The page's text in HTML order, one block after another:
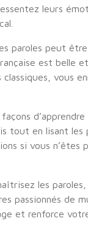
leurs
paroles peut
est belle
classiques, vous
tout en lisant les
si vous n’êtes
les
passionnés de
et renforce